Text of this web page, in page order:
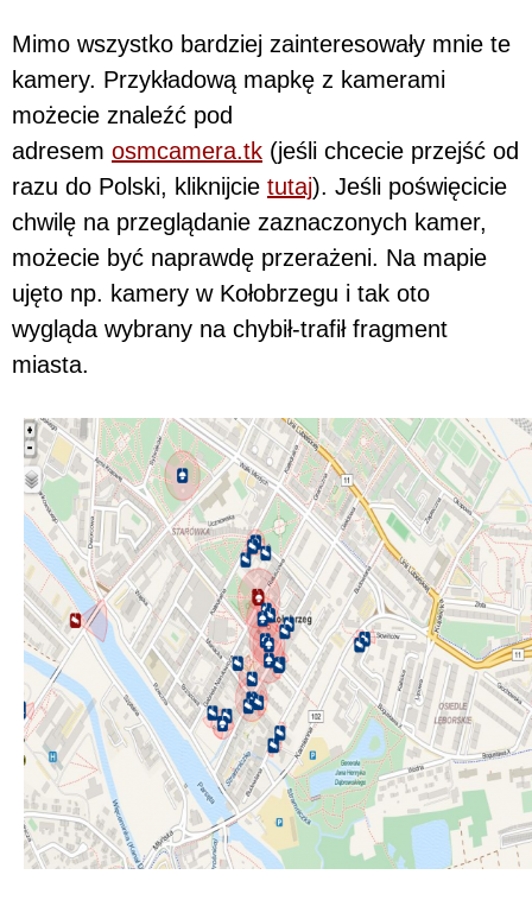
Mimo wszystko bardziej zainteresowały mnie te
kamery. Przykładową mapkę z kamerami
możecie znaleźć pod
adresem osmcamera.tk (jeśli chcecie przejść od
razu do Polski, kliknijcie tutaj). Jeśli poświęcicie
chwilę na przeglądanie zaznaczonych kamer,
możecie być naprawdę przerażeni. Na mapie
ujęto np. kamery w Kołobrzegu i tak oto
wygląda wybrany na chybił-trafił fragment
miasta.